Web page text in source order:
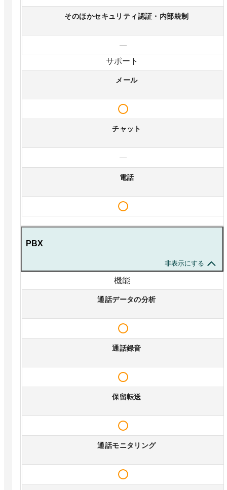
そのほかセキュリティ認証・内部統制
—
サポート
メール
チャット
—
電話
PBX
非表示にする
機能
通話データの分析
通話録音
保留転送
通話モニタリング